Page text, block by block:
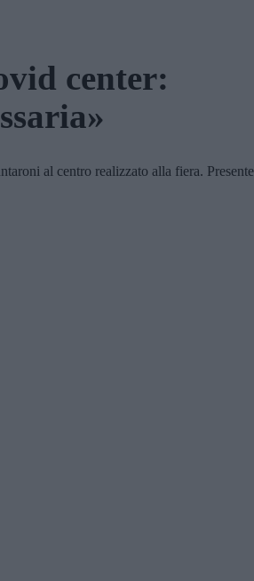
center:
al centro realizzato alla fiera.